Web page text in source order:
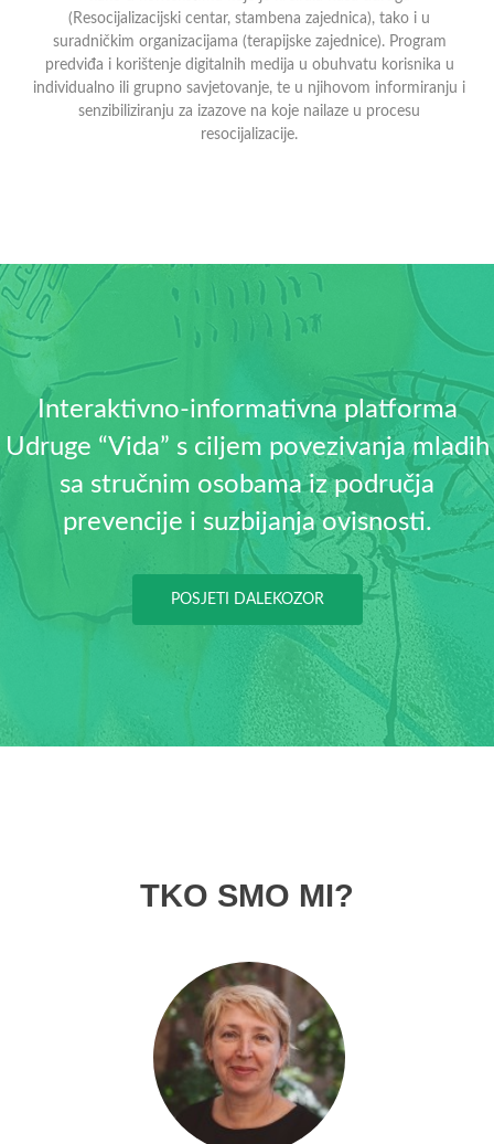
(Resocijalizacijski centar, stambena zajednica), tako i u
suradničkim organizacijama (terapijske zajednice). Program
predviđa i korištenje digitalnih medija u obuhvatu korisnika u
individualno ili grupno savjetovanje, te u njihovom informiranju i
senzibiliziranju za izazove na koje nailaze u procesu
resocijalizacije.
Interaktivno-informativna platforma
Udruge “Vida” s ciljem povezivanja mladih
sa stručnim osobama iz područja
prevencije i suzbijanja ovisnosti.
POSJETI DALEKOZOR
TKO SMO MI?